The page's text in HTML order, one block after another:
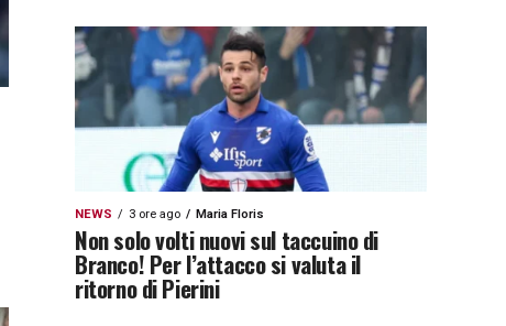
NEWS 3 ore ago Maria Floris
Non solo volti nuovi sul taccuino di
Branco! Per l’attacco si valuta il
ritorno di Pierini